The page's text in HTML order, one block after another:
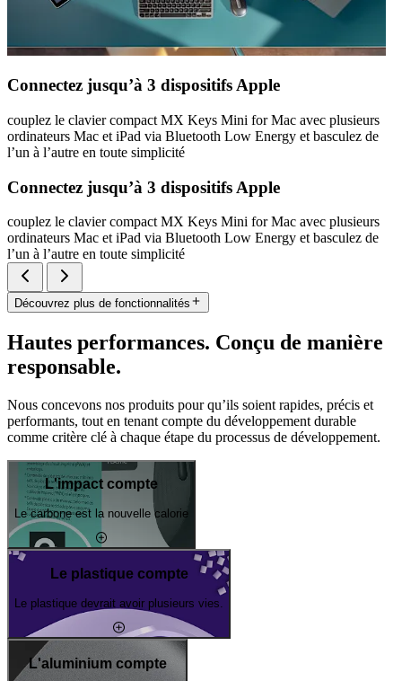
Connectez jusqu’à 3 dispositifs Apple
couplez le clavier compact MX Keys Mini for Mac avec plusieurs
ordinateurs Mac et iPad via Bluetooth Low Energy et basculez de
l’un à l’autre en toute simplicité
Connectez jusqu’à 3 dispositifs Apple
couplez le clavier compact MX Keys Mini for Mac avec plusieurs
ordinateurs Mac et iPad via Bluetooth Low Energy et basculez de
l’un à l’autre en toute simplicité
Découvrez plus de fonctionnalités
Hautes performances. Conçu de manière
responsable.
Nous concevons nos produits pour qu’ils soient rapides, précis et
performants, tout en tenant compte du développement durable
comme critère clé à chaque étape du processus de développement.
L'impact compte
Le carbone est la nouvelle calorie
Le plastique compte
Le plastique devrait avoir plusieurs vies.
L'aluminium compte